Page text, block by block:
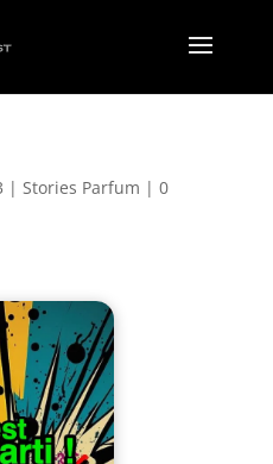
| Stories Parfum | 0